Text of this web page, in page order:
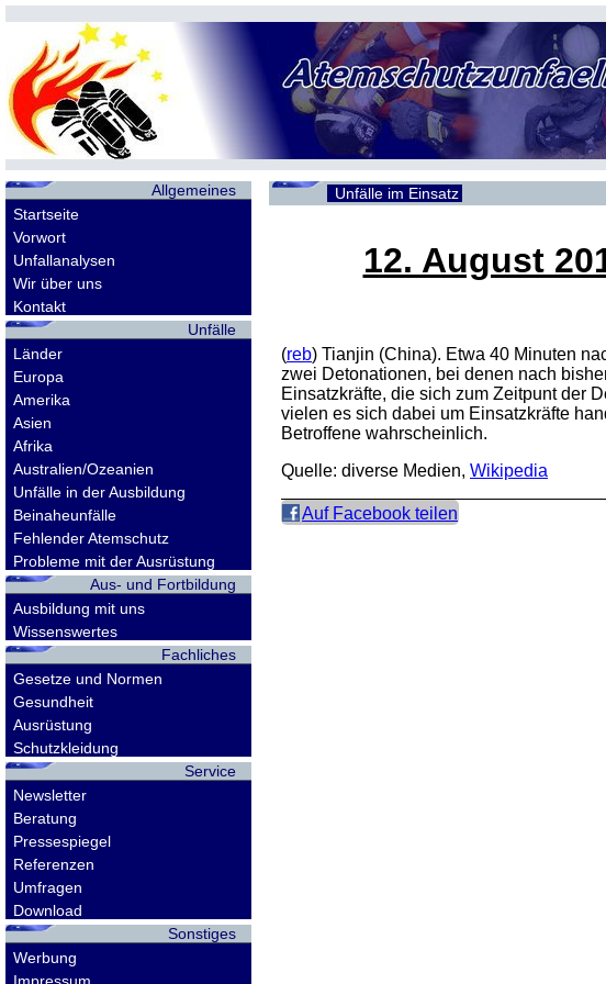
Allgemeines
Startseite
Vorwort
Unfallanalysen
Wir über uns
Kontakt
Unfälle
Länder
Europa
Amerika
Asien
Afrika
Australien/Ozeanien
Unfälle in der Ausbildung
Beinaheunfälle
Fehlender Atemschutz
Probleme mit der Ausrüstung
Aus- und Fortbildung
Ausbildung mit uns
Wissenswertes
Fachliches
Gesetze und Normen
Gesundheit
Ausrüstung
Schutzkleidung
Service
Newsletter
Beratung
Pressespiegel
Referenzen
Umfragen
Download
Sonstiges
Werbung
Unfälle im Einsatz
12. August
(reb) Tianjin (China). Etwa 40 Minuten
zwei Detonationen, bei denen nach
Einsatzkräfte, die sich zum Zeitpunt der
vielen es sich dabei um Einsatzkräfte
Betroffene wahrscheinlich.
Quelle: diverse Medien, Wikipedia
Auf Facebook teilen